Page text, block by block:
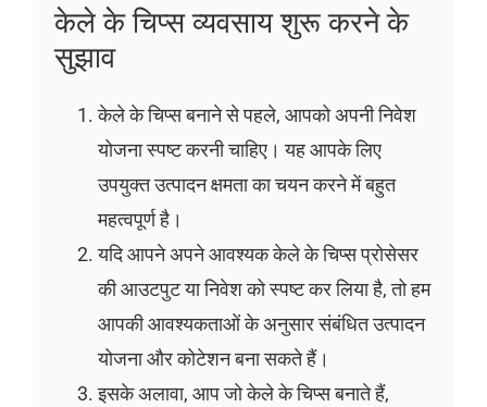
केले के चिप्स व्यवसाय शुरू करने के
सुझाव
केले के चिप्स बनाने से पहले, आपको अपनी निवेश
योजना स्पष्ट करनी चाहिए। यह आपके लिए
उपयुक्त उत्पादन क्षमता का चयन करने में बहुत
महत्वपूर्ण है।
यदि आपने अपने आवश्यक केले के चिप्स प्रोसेसर
की आउटपुट या निवेश को स्पष्ट कर लिया है, तो हम
आपकी आवश्यकताओं के अनुसार संबंधित उत्पादन
योजना और कोटेशन बना सकते हैं।
इसके अलावा, आप जो केले के चिप्स बनाते हैं,